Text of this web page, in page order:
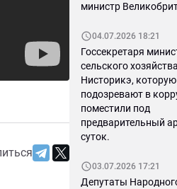
министр
04.07.2026 18:21
Госсекретаря
сельского
Нисторикэ, которую
подозревают в
поместили под
предварительный
суток.
03.07.2026 17:21
Депутаты